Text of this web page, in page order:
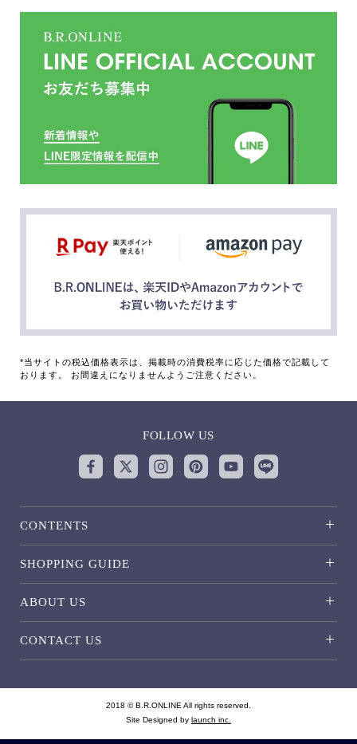
*当サイトの税込価格表示は、掲載時の消費税率に応じた価格で記載して
おります。 お間違えになりませんようご注意ください。
FOLLOW US
CONTENTS
SHOPPING GUIDE
ABOUT US
CONTACT US
2018 © B.R.ONLINE All rights reserved.
Site Designed by launch inc.